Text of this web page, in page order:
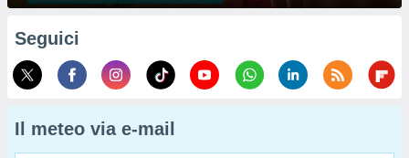
Seguici
Il meteo via e-mail